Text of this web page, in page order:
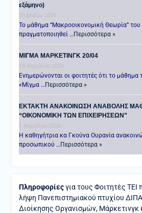
εξάμηνο)
20 Μαΐου 2026
Το μάθημα “Μακροοικονομική Θεωρία”
πραγματοποιηθεί …Περισσότερα »
ΜΙΓΜΑ ΜΑΡΚΕΤΙΝΓΚ 20/04
18 Απριλίου 2026
Ενημερώνονται οι φοιτητές ότι το μάθημα
«Μίγμα …Περισσότερα »
ΕΚΤΑΚΤΗ ΑΝΑΚΟΙΝΩΣΗ ΑΝΑΒΟΛΗΣ
“ΟΙΚΟΝΟΜΙΚΗ ΤΩΝ ΕΠΙΧΕΙΡΗΣΕΩΝ”
1 Απριλίου 2026
Η καθηγήτρια κα Γκούνα Ουρανία
προσωπικού …Περισσότερα »
Πληροφορίεςγια τους Φοιτητές ΤΕΙ
λήψη Πανεπιστημιακού πτυχίου
Διοίκησης Οργανισμών, Μάρκετινγκ